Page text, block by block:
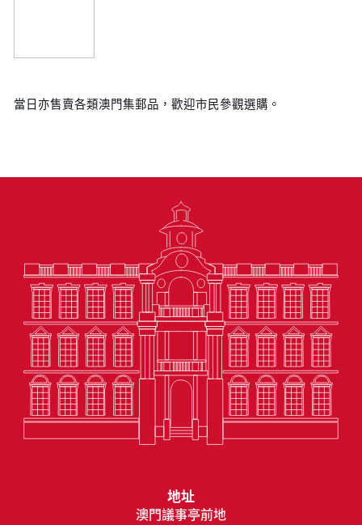
當日亦售賣各類澳門集郵品，歡迎市民參觀選購。
地址
澳門議事亭前地